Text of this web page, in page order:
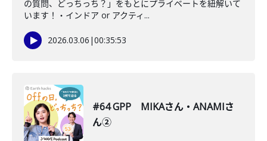
の質問、どっちっち？」をもとにプライベートを紐解いて
います！・インドア or アクティ...
2026.03.06 |00:35:53
#64 GPP MIKAさん・ANAMIさ
ん②